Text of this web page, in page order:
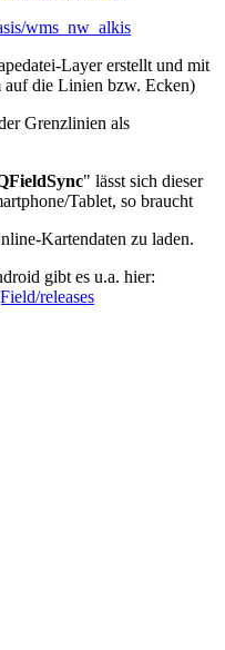
wms_nw_alkis
Layer erstellt und mit
die Linien bzw. Ecken)
Grenzlinien als
c" lässt sich dieser
Tablet, so braucht
Kartendaten zu laden.
gibt es u.a. hier:
releases